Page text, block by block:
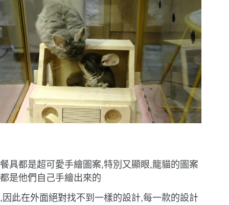
餐具都是超可愛手繪圖案,特別又顯眼,龍貓的圖案
都是他們自己手繪出來的
,因此在外面絕對找不到一樣的設計,每一款的設計